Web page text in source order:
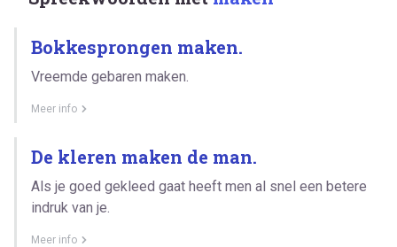
Bokkesprongen maken.
Vreemde gebaren maken.
Meer info
De kleren maken de man.
Als je goed gekleed gaat heeft men al snel een betere
indruk van je.
Meer info